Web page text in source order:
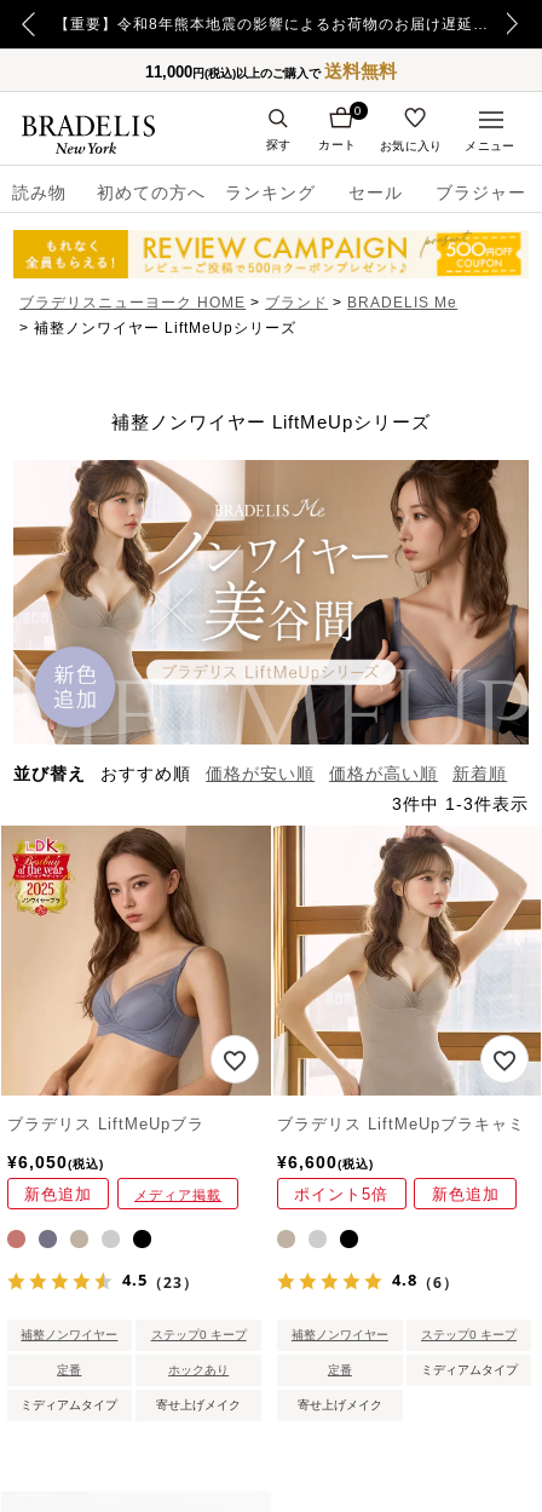
【重要】日本郵便の障害による配送への影響についてのお詫び 【重要】令和8年熊本地震の影響によるお荷物のお届け遅延について
11,000円(税込)以上のご購入で送料無料
読み物 初めての方へ ランキング セール ブラジャー
カート
0
お気に入り
探す メニュー
ブラデリスニューヨーク HOME ブランド
BRADELIS Me
補整ノンワイヤー LiftMeUpシリーズ
補整ノンワイヤー LiftMeUpシリーズ
並び替え おすすめ順 価格が安い順 価格が高い順
新着順
3件中 1-3件表示
ブラデリス LiftMeUpブラ
¥6,050 税込
新色追加 メディア掲載
4.5 （23）
補整ノンワイヤー ステップ0 キープ
定番 ホックあり
ミディアムタイプ 寄せ上げメイク
ブラデリス LiftMeUpブラキャミ
¥6,600 税込
ポイント5倍 新色追加
4.8 （6）
補整ノンワイヤー ステップ0 キープ
定番 ミディアムタイプ
寄せ上げメイク